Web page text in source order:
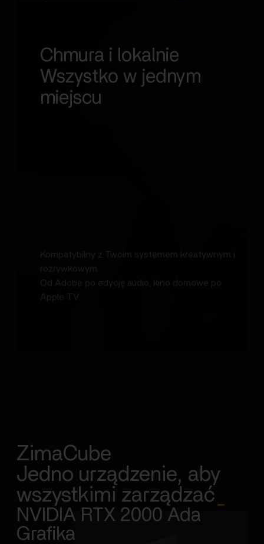
Chmura i lokalnie
Wszystko w jednym
miejscu
Kompatybilny z Twoim systemem kreatywnym i
rozrywkowym.
Od Adobe po edycję audio, kino domowe po
Apple TV.
ZimaCube
Jedno urządzenie, aby
wszystkimi zarządzać
NVIDIA RTX 2000 Ada
Grafika